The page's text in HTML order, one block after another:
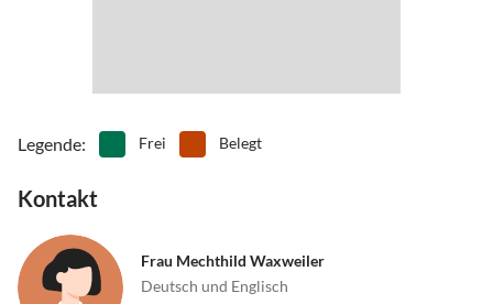
Legende: Frei Belegt
Kontakt
Frau Mechthild Waxweiler
Deutsch und Englisch